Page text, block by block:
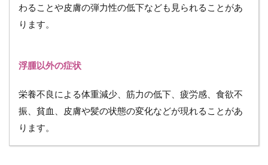
腫
病
類
0期
5.2
Ⅰ期
5.3
わることや皮膚の弾力性の低下なども見られることがあ
ります。
浮腫以外の症状
栄養不良による体重減少、筋力の低下、疲労感、食欲不
振、貧血、皮膚や髪の状態の変化などが現れることがあ
ります。